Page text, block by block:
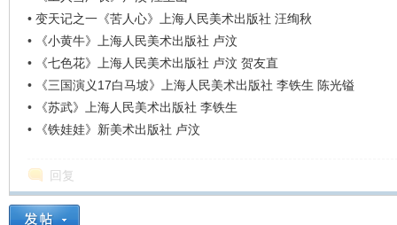
• 变天记之一《苦人心》上海人民美术出版社 汪绚秋
•
《小黄牛》上海人民美术出版社 卢汶
•
《七色花》上海人民美术出版社 卢汶 贺友直
•
《三国演义17白马坡》上海人民美术出版社 李铁生 陈光镒
•
《苏武》上海人民美术出版社 李铁生
•
《铁娃娃》新美术出版社 卢汶
回复